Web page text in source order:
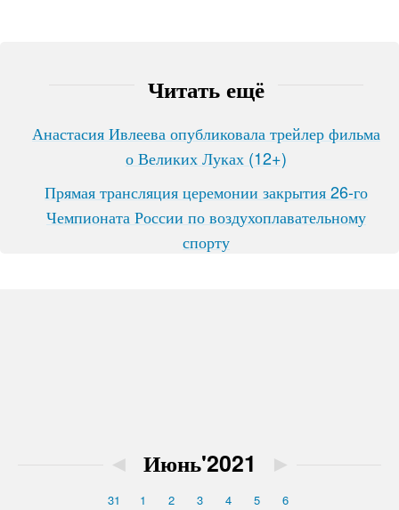
Читать ещё
Анастасия Ивлеева опубликовала трейлер фильма
о Великих Луках (12+)
Прямая трансляция церемонии закрытия 26-го
Чемпионата России по воздухоплавательному
спорту
◄ Июнь'2021 ►
31 1 2 3 4 5
6